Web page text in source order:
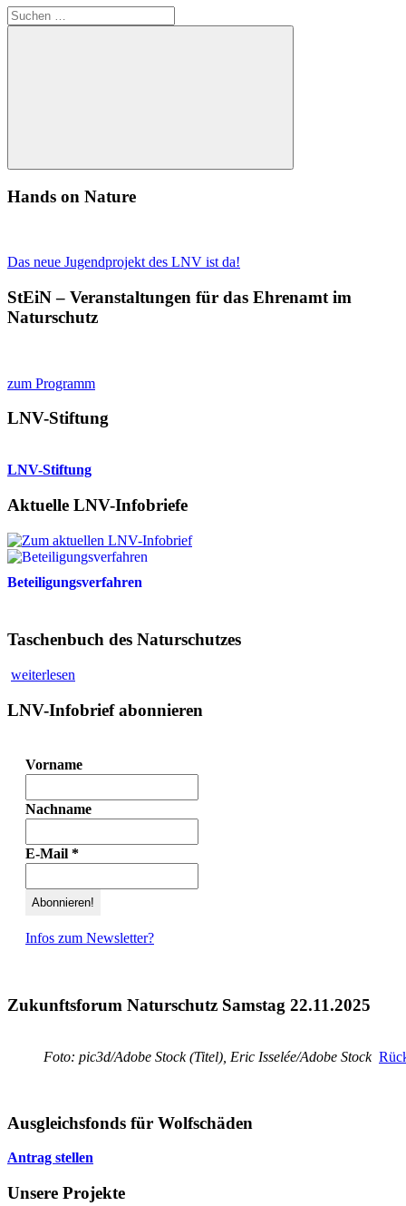
Suchen
nach:
Suchen
Hands on Nature
Das neue Jugendprojekt des LNV ist da!
StEiN – Veranstaltungen für das Ehrenamt im
Naturschutz
zum Programm
LNV-Stiftung
LNV-Stiftung
Aktuelle LNV-Infobriefe
Beteiligungsverfahren
Taschenbuch des Naturschutzes
weiterlesen
LNV-Infobrief abonnieren
Vorname
Nachname
E-Mail *
Infos zum Newsletter?
Zukunftsforum Naturschutz Samstag 22.11.2025
Foto: pic3d/Adobe Stock (Titel), Eric Isselée/Adobe Stock
Ausgleichsfonds für Wolfschäden
Antrag stellen
Unsere Projekte